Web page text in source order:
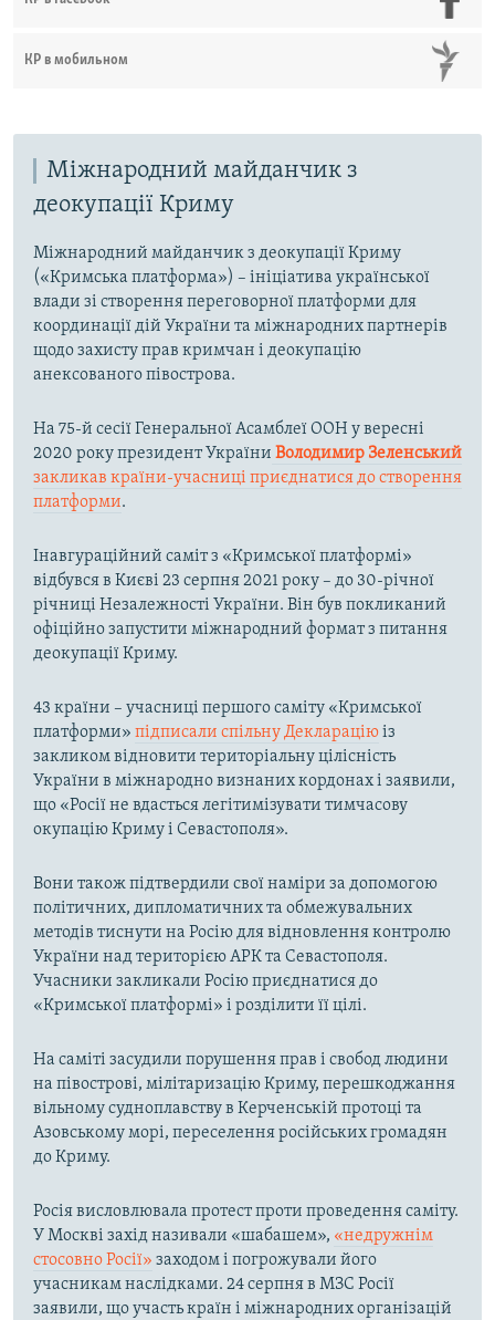
КР в мобильном
Міжнародний майданчик з
деокупації Криму
Міжнародний майданчик з деокупації Криму
(«Кримська платформа») – ініціатива української
влади зі створення переговорної платформи для
координації дій України та міжнародних партнерів
щодо захисту прав кримчан і деокупацію
анексованого півострова.
На 75-й сесії Генеральної Асамблеї ООН у вересні
2020 року президент України Володимир Зеленський
закликав країни-учасниці приєднатися до створення
платформи.
Інавгураційний саміт з «Кримської платформі»
відбувся в Києві 23 серпня 2021 року – до 30-річної
річниці Незалежності України. Він був покликаний
офіційно запустити міжнародний формат з питання
деокупації Криму.
43 країни – учасниці першого саміту «Кримської
платформи» підписали спільну Деклараціюіз
закликом відновити територіальну цілісність
України в міжнародно визнаних кордонах і заявили,
що «Росії не вдасться легітимізувати тимчасову
окупацію Криму і Севастополя».
Вони також підтвердили свої наміри за допомогою
політичних, дипломатичних та обмежувальних
методів тиснути на Росію для відновлення контролю
України над територією АРК та Севастополя.
Учасники закликали Росію приєднатися до
«Кримської платформі» і розділити її цілі.
На саміті засудили порушення прав і свобод людини
на півострові, мілітаризацію Криму, перешкоджання
вільному судноплавству в Керченській протоці та
Азовському морі, переселення російських громадян
до Криму.
Росія висловлювала протест проти проведення саміту.
У Москві захід називали «шабашем», «недружнім
стосовно Росії» заходом і погрожували його
учасникам наслідками. 24 серпня в МЗС Росії
заявили, що участь країн і міжнародних організацій